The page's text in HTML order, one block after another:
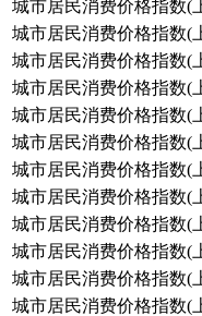
城市居民消费价格指数(
城市居民消费价格指数(
城市居民消费价格指数(
城市居民消费价格指数(
城市居民消费价格指数(
城市居民消费价格指数(
城市居民消费价格指数(
城市居民消费价格指数(
城市居民消费价格指数(
城市居民消费价格指数(
城市居民消费价格指数(
城市居民消费价格指数(